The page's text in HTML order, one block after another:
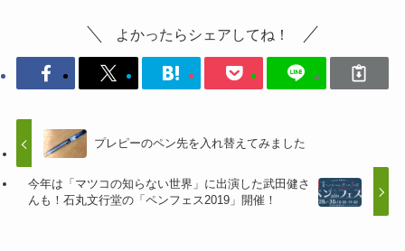
よかったらシェアしてね！
プレピーのペン先を入れ替えてみました
今年は「マツコの知らない世界」に出演した武田健さ
んも！石丸文行堂の「ペンフェス2019」開催！